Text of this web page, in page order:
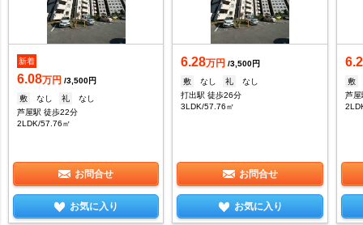
新着
6.08万円 /3,500円
敷
なし 礼
なし
芦屋駅 徒歩22分
2LDK/57.76㎡
お問合せ
お気に入り
6.28万円 /3,500円
敷
なし 礼
なし
打出駅 徒歩26分
3LDK/57.76㎡
お問合せ
お気に入り
敷
芦